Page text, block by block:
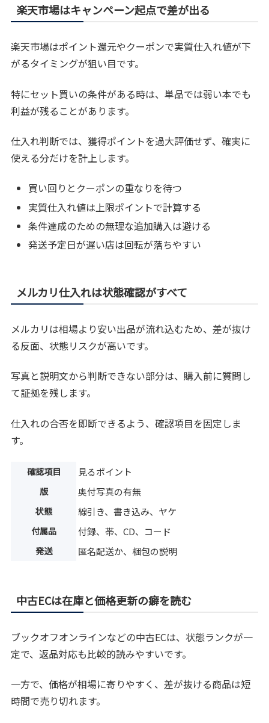
楽天市場はキャンペーン起点で差が出る
楽天市場はポイント還元やクーポンで実質仕入れ値が下
がるタイミングが狙い目です。
特にセット買いの条件がある時は、単品では弱い本でも
利益が残ることがあります。
仕入れ判断では、獲得ポイントを過大評価せず、確実に
使える分だけを計上します。
買い回りとクーポンの重なりを待つ
実質仕入れ値は上限ポイントで計算する
条件達成のための無理な追加購入は避ける
発送予定日が遅い店は回転が落ちやすい
メルカリ仕入れは状態確認がすべて
メルカリは相場より安い出品が流れ込むため、差が抜け
る反面、状態リスクが高いです。
写真と説明文から判断できない部分は、購入前に質問し
て証拠を残します。
仕入れの合否を即断できるよう、確認項目を固定しま
す。
確認項目 見るポイント
版 奥付写真の有無
状態 線引き、書き込み、ヤケ
付属品 付録、帯、CD、コード
発送 匿名配送か、梱包の説明
中古ECは在庫と価格更新の癖を読む
ブックオフオンラインなどの中古ECは、状態ランクが一
定で、返品対応も比較的読みやすいです。
一方で、価格が相場に寄りやすく、差が抜ける商品は短
時間で売り切れます。